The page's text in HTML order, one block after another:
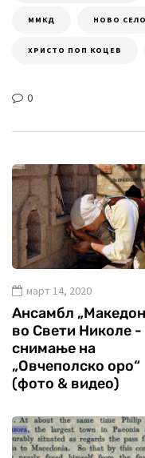
ММКД НОВО СЕЛО
ХРИСТО ПОП КОЦЕВ
0
март 14, 2020
Ансамбл
во Свети Николе -
снимање на
„Овчеполско оро“
(фото & видео)